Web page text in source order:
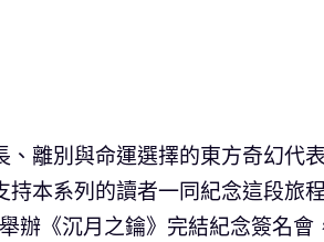
、離別與命運選擇的東方奇幻代
持本系列的讀者一同紀念這段旅
辦《沉月之鑰》完結紀念簽名